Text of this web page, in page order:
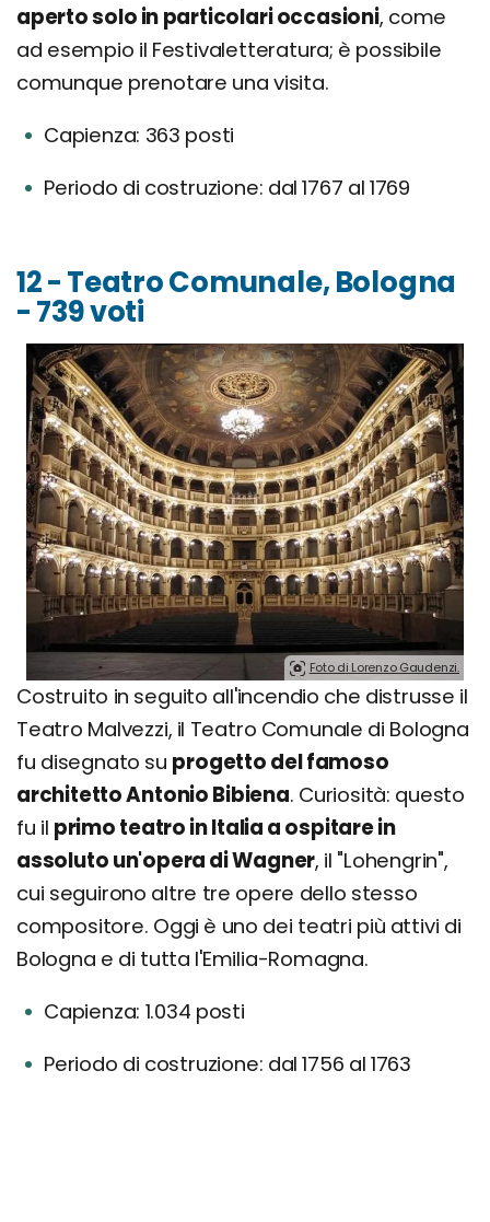
aperto solo in particolari occasioni, come
ad esempio il Festivaletteratura; è possibile
comunque prenotare una visita.
Capienza: 363 posti
Periodo di costruzione: dal 1767 al 1769
12 - Teatro Comunale, Bologna
- 739 voti
Foto di Lorenzo Gaudenzi.
Costruito in seguito all'incendio che distrusse il
Teatro Malvezzi, il Teatro Comunale di Bologna
fu disegnato su progetto del famoso
architetto Antonio Bibiena. Curiosità: questo
fu il primo teatro in Italia a ospitare in
assoluto un'opera di Wagner, il "Lohengrin",
cui seguirono altre tre opere dello stesso
compositore. Oggi è uno dei teatri più attivi di
Bologna e di tutta l'Emilia-Romagna.
Capienza: 1.034 posti
Periodo di costruzione: dal 1756 al 1763